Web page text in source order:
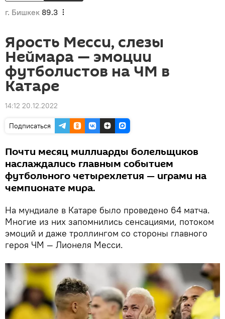
г. Бишкек 89.3
Ярость Месси, слезы
Неймара — эмоции
футболистов на ЧМ в
Катаре
14:12 20.12.2022
Подписаться
Почти месяц миллиарды болельщиков
наслаждались главным событием
футбольного четырехлетия — играми на
чемпионате мира.
На мундиале в Катаре было проведено 64 матча.
Многие из них запомнились сенсациями, потоком
эмоций и даже троллингом со стороны главного
героя ЧМ — Лионеля Месси.